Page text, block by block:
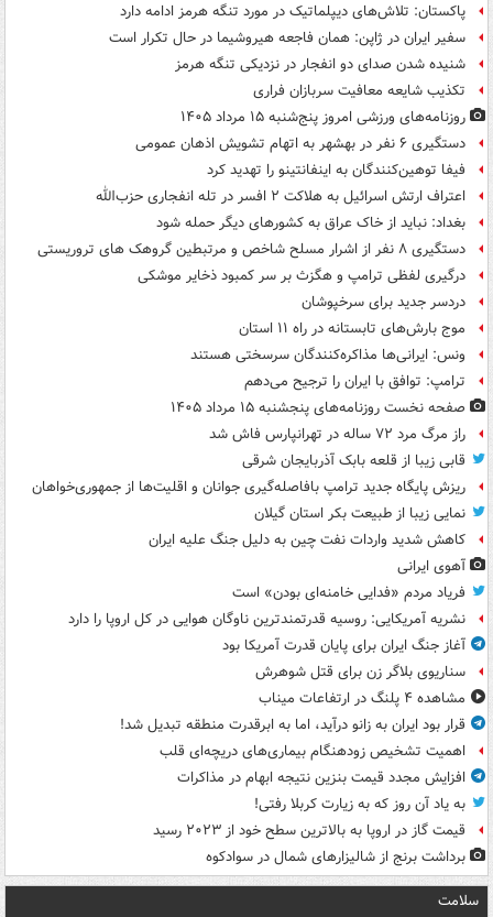
پاکستان: تلاش‌های دیپلماتیک در مورد تنگه هرمز ادامه دارد
سفیر ایران در ژاپن: همان فاجعه هیروشیما در حال تکرار است
شنیده شدن صدای دو انفجار در نزدیکی تنگه هرمز
تکذیب شایعه معافیت سربازان فراری
روزنامه‌های ورزشی امروز پنج‌شنبه ۱۵ مرداد ۱۴۰۵
دستگیری ۶ نفر در بهشهر به اتهام تشویش اذهان عمومی
فیفا توهین‌کنندگان به اینفانتینو را تهدید کرد
اعتراف ارتش اسرائیل به هلاکت ۲ افسر در تله انفجاری حزب‌الله
بغداد: نباید از خاک عراق به کشورهای دیگر حمله شود
دستگیری ۸ نفر از اشرار مسلح شاخص و مرتبطین گروهک های تروریستی
درگیری لفظی ترامپ و هگزث بر سر کمبود ذخایر موشکی
دردسر جدید برای سرخپوشان
موج بارش‌های تابستانه در راه ۱۱ استان
ونس: ایرانی‌ها مذاکره‌کنندگان سرسختی هستند
ترامپ: توافق با ایران را ترجیح می‌دهم
صفحه نخست روزنامه‌های پنجشنبه ۱۵ مرداد ۱۴۰۵
راز مرگ مرد ۷۲ ساله در تهرانپارس فاش شد
قابی زیبا از قلعه بابک آذربایجان شرقی
ریزش پایگاه جدید ترامپ بافاصله‌گیری جوانان و اقلیت‌ها از جمهوری‌خواهان
نمایی زیبا از طبیعت بکر استان گیلان
کاهش شدید واردات نفت چین به دلیل جنگ علیه ایران
آهوی ایرانی
فریاد مردم «فدایی خامنه‌ای بودن» است
نشریه آمریکایی: روسیه قدرتمندترین ناوگان هوایی در کل اروپا را دارد
آغاز جنگ ایران برای پایان قدرت آمریکا بود
سناریوی بلاگر زن برای قتل شوهرش
مشاهده ۴ پلنگ در ارتفاعات میناب
قرار بود ایران به زانو درآید، اما به ابرقدرت منطقه تبدیل شد!
اهمیت تشخیص زودهنگام بیماری‌های دریچه‌ای قلب
افزایش مجدد قیمت بنزین نتیجه ابهام در مذاکرات
به یاد آن روز که به زیارت کربلا رفتی!
قیمت گاز در اروپا به بالاترین سطح خود از ۲۰۲۳ رسید
برداشت برنج از شالیزارهای شمال در سوادکوه
سلامت